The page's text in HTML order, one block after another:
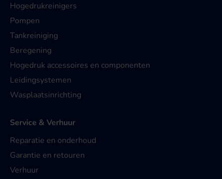
Hogedrukreinigers
Pompen
Tankreiniging
Beregening
Hogedruk accessoires en componenten
Leidingsystemen
Wasplaatsinrichting
Service & Verhuur
Reparatie en onderhoud
Garantie en retouren
Verhuur